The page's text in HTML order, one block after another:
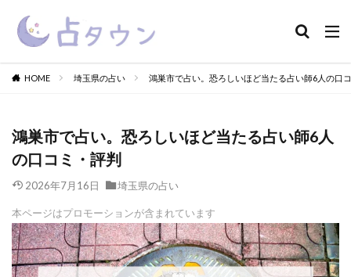
HOME 埼玉県の占い 鴻巣市で占い。恐ろしいほど当たる占い師6人の口
鴻巣市で占い。恐ろしいほど当たる占い師6人
の口コミ・評判
2026年7月16日 埼玉県の占い
本ページはプロモーションが含まれています